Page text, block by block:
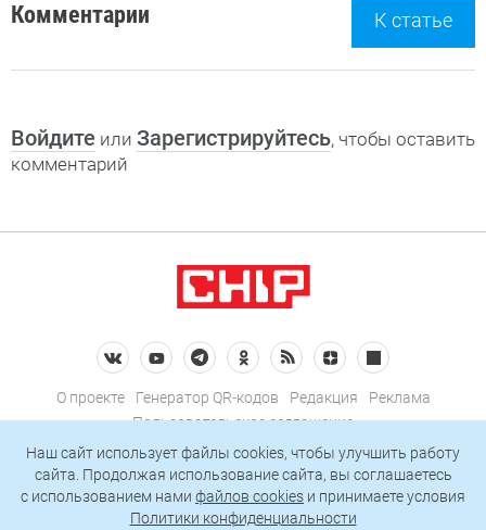
Комментарии К статье
Войдите или Зарегистрируйтесь, чтобы оставить
комментарий
О проекте Генератор QR-кодов Редакция
Реклама
Пользовательское соглашение
Политика конфиденциальности
Подписаться на рассылку
Наш сайт использует файлы cookies, чтобы улучшить работу
сайта. Продолжая использование сайта, вы соглашаетесь
c использованием нами файлов cookies и принимаете условия
Политики конфиденциальности